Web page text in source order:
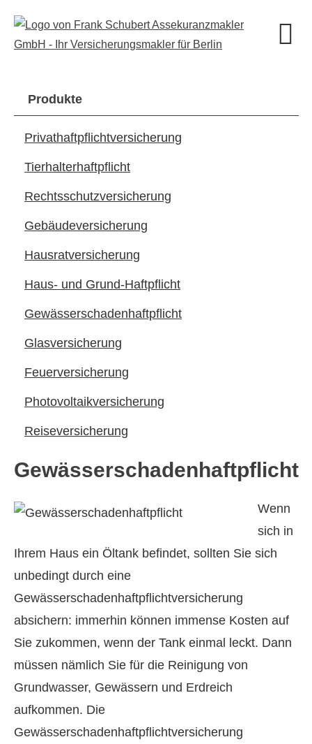
Produkte
Privathaftpflichtversicherung
Tierhalterhaftpflicht
Rechts­schutz­ver­si­che­rung
Ge­bäude­ver­si­che­rung
Haus­rat­ver­si­che­rung
Haus- und Grund-Haft­pflicht
Gewässerschadenhaftpflicht
Glasversicherung
Feuerversicherung
Photo­voltaik­ver­si­che­rung
Reiseversicherung
Gewässerschadenhaftpflicht
Wenn
sich in
Ihrem Haus ein Öltank befindet, sollten Sie sich
unbedingt durch eine
Gewässerschadenhaftpflichtversicherung
absichern: immerhin können immense Kosten auf
Sie zukommen, wenn der Tank einmal leckt. Dann
müssen nämlich Sie für die Reinigung von
Grundwasser, Gewässern und Erdreich
aufkommen. Die
Gewässerschadenhaftpflichtversicherung